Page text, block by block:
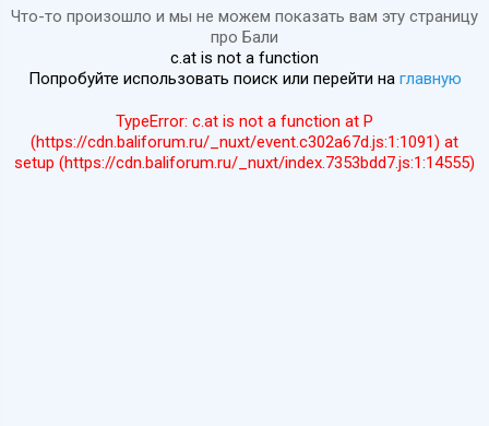
Что-то произошло и мы не можем показать вам эту страницу
про Бали
c.at is not a function
Попробуйте использовать поиск или перейти на главную
TypeError: c.at is not a function at P
(https://cdn.baliforum.ru/_nuxt/event.c302a67d.js:1:1091) at
setup (https://cdn.baliforum.ru/_nuxt/index.7353bdd7.js:1:14555)